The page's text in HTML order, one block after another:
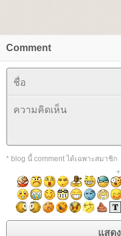
Comment
* blog นี้ comment ได้เฉพาะสมาชิก
+